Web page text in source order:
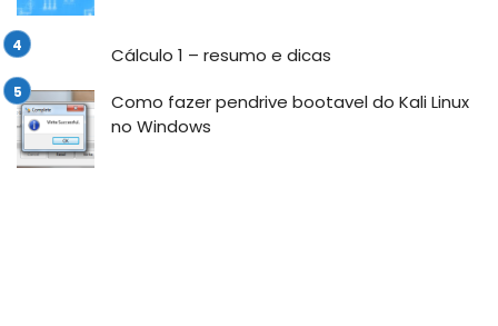
Cálculo 1 – resumo e dicas
Como fazer pendrive bootavel do Kali Linux
no Windows